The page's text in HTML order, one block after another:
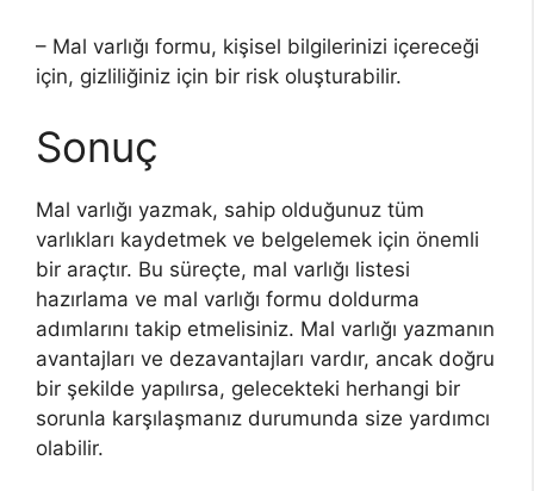
– Mal varlığı formu, kişisel bilgilerinizi içereceği
için, gizliliğiniz için bir risk oluşturabilir.
Sonuç
Mal varlığı yazmak, sahip olduğunuz tüm
varlıkları kaydetmek ve belgelemek için önemli
bir araçtır. Bu süreçte, mal varlığı listesi
hazırlama ve mal varlığı formu doldurma
adımlarını takip etmelisiniz. Mal varlığı yazmanın
avantajları ve dezavantajları vardır, ancak doğru
bir şekilde yapılırsa, gelecekteki herhangi bir
sorunla karşılaşmanız durumunda size yardımcı
olabilir.